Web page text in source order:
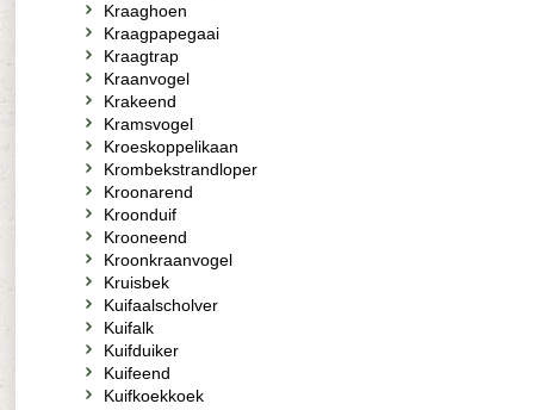
Kraaghoen
Kraagpapegaai
Kraagtrap
Kraanvogel
Krakeend
Kramsvogel
Kroeskoppelikaan
Krombekstrandloper
Kroonarend
Kroonduif
Krooneend
Kroonkraanvogel
Kruisbek
Kuifaalscholver
Kuifalk
Kuifduiker
Kuifeend
Kuifkoekkoek